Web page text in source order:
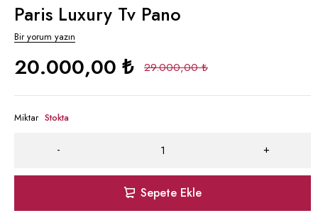
Paris Luxury Tv Pano
Bir yorum yazın
29.000,00₺
20.000,00 ₺
Miktar Stokta
Sepete Ekle